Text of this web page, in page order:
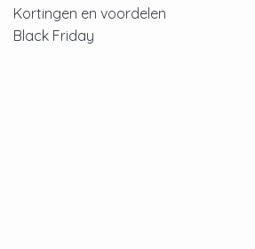
Kortingen en voordelen
Black Friday